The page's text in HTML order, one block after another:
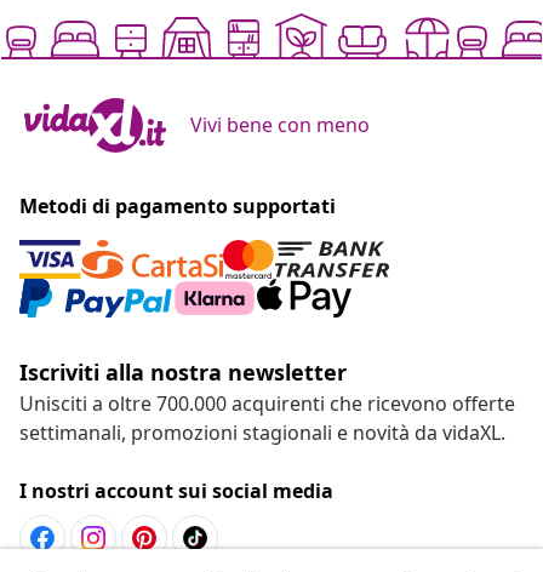
Vivi bene con meno
Metodi di pagamento supportati
Iscriviti alla nostra newsletter
Unisciti a oltre 700.000 acquirenti che ricevono offerte
settimanali, promozioni stagionali e novità da vidaXL.
I nostri account sui social media